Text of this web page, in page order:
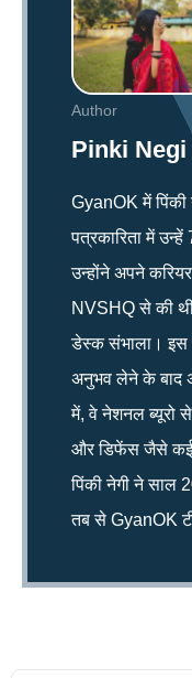
Author
Pinki Negi
GyanOK में पिंकी
पत्रकारिता में उन्हें
उन्होंने अपने
NVSHQ से की
डेस्क संभाला। इस
अनुभव लेने के बाद
में, वे नेशनल ब्यूरो
और डिफेंस जैसे कई
पिंकी नेगी ने साल
तब से GyanOK